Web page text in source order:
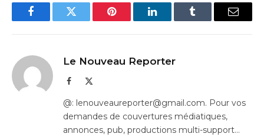
FacebookTwitter Pinterest LinkedInTumblr Email
Le Nouveau Reporter
Facebook
@: lenouveaureporter@gmail.com. Pour vos
demandes de couvertures médiatiques,
annonces, pub, productions multi-support…